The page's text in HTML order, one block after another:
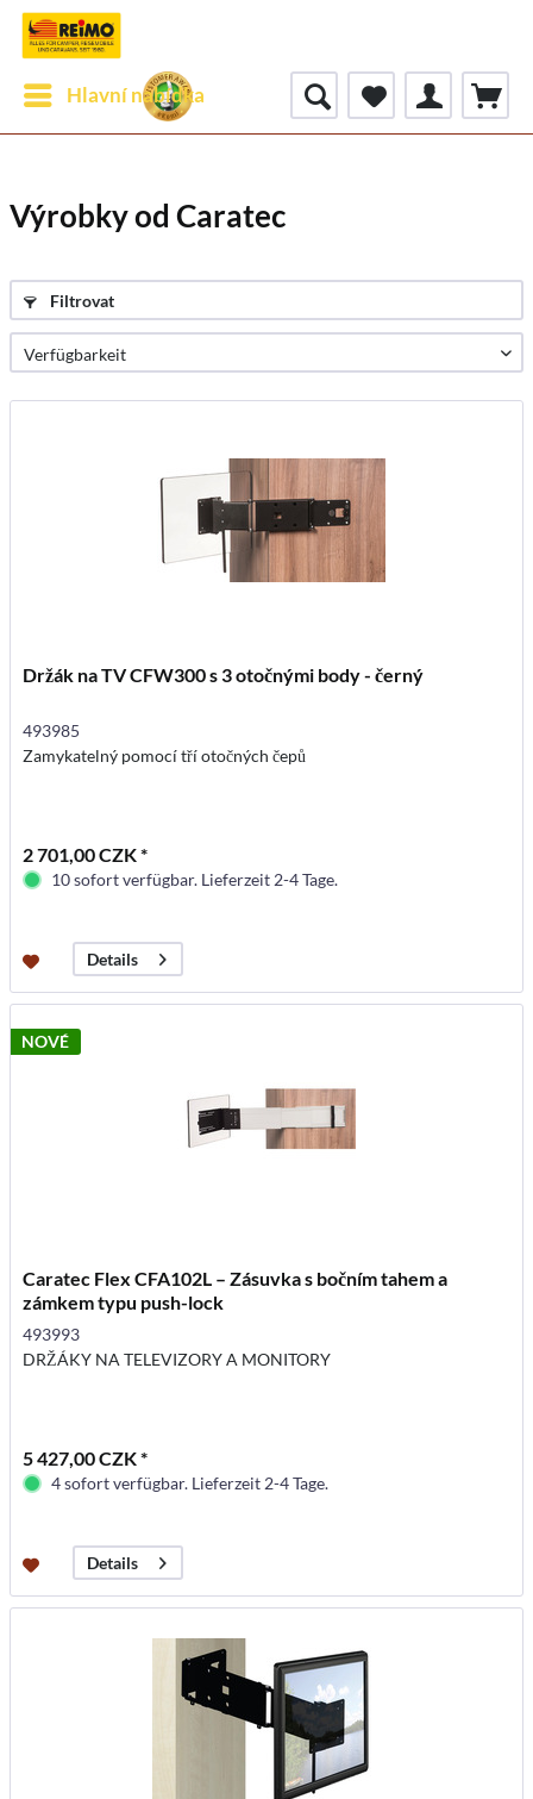
Hlavní nabídka
Výrobky od Caratec
Filtrovat
Držák na TV CFW300 s 3 otočnými body - černý
493985
Zamykatelný pomocí tří otočných čepů
2 701,00 CZK *
10 sofort verfügbar. Lieferzeit 2-4 Tage.
Details
NOVÉ
Caratec Flex CFA102L – Zásuvka s bočním tahem a
zámkem typu push-lock
493993
DRŽÁKY NA TELEVIZORY A MONITORY
5 427,00 CZK *
4 sofort verfügbar. Lieferzeit 2-4 Tage.
Details